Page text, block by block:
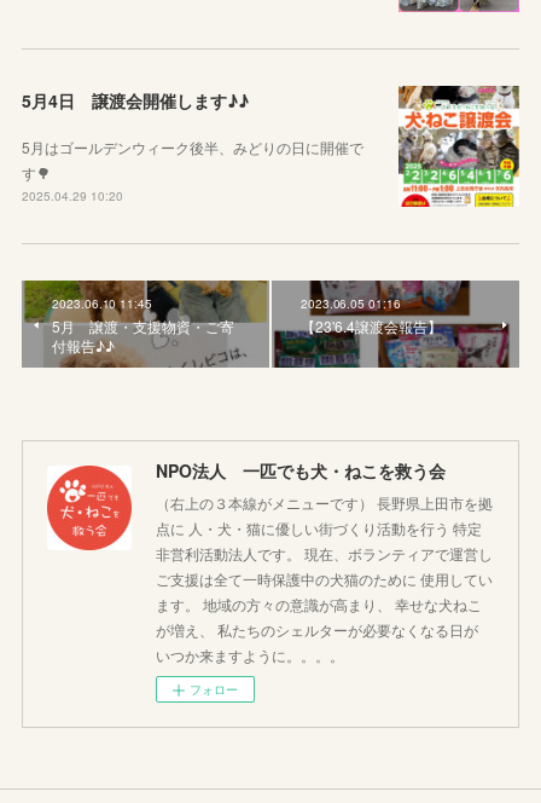
5月4日 譲渡会開催します♪♪
5月はゴールデンウィーク後半、みどりの日に開催で
す🌳
2025.04.29 10:20
2023.06.10 11:45
5月 譲渡・支援物資・ご寄
付報告♪♪
2023.06.05 01:16
【23'6.4譲渡会報告】
NPO法人 一匹でも犬・ねこを救う会
（右上の３本線がメニューです） 長野県上田市を拠
点に 人・犬・猫に優しい街づくり活動を行う 特定
非営利活動法人です。 現在、ボランティアで運営し
ご支援は全て一時保護中の犬猫のために 使用してい
ます。 地域の方々の意識が高まり、 幸せな犬ねこ
が増え、 私たちのシェルターが必要なくなる日が
いつか来ますように。。。。
フォロー